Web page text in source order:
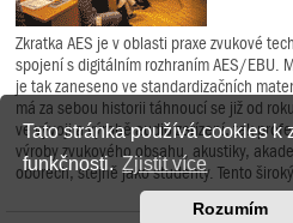
Tato stránka používá cookies k
funkčnosti. Zjistit více
Rozumím
Zkratka AES je v oblasti praxe zvukové
spojení s digitálním rozhraním AES/EBU.
je tak zaneseno ve standardizačních
má za sebou historii táhnoucí se již od
ve vývoji a výrobě audio zařízení, tak
výroby zvukového obsahu, akustiky,
oborech, stejně jako studenty. Tento široký